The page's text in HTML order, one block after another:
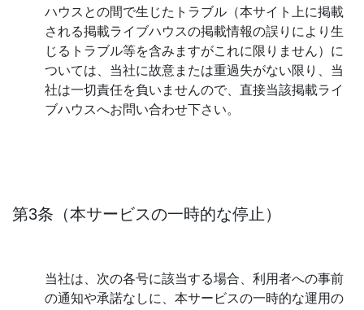
ハウスとの間で生じたトラブル（本サイト上に掲載
される掲載ライブハウスの掲載情報の誤りにより生
じるトラブル等を含みますがこれに限りません）に
ついては、当社に故意または重過失がない限り、当
社は一切責任を負いませんので、直接当該掲載ライ
ブハウスへお問い合わせ下さい。
第3条（本サービスの一時的な停止）
当社は、次の各号に該当する場合、利用者への事前
の通知や承諾なしに、本サービスの一時的な運用の